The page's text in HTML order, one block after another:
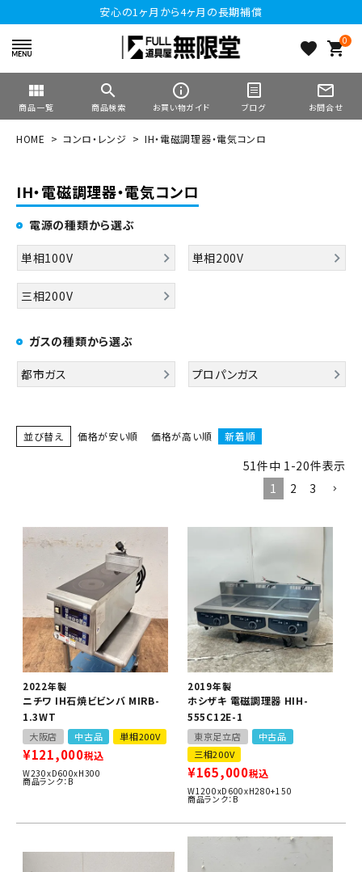
安心の1ヶ月から4ヶ月の長期補償
favorite 0
shopping_cart
view_module
商品一覧
search
商品検索
info_outline
お買い物ガイド ブログ
mail_outline
お問合せ
HOME コンロ・レンジ IH・電磁調理器・電気コンロ
IH・電磁調理器・電気コンロ
電源の種類から選ぶ
単相100V 単相200V
三相200V
ガスの種類から選ぶ
都市ガス プロパンガス
並び替え 価格が安い順 価格が高い順 新着順
51件中 1-20件表示
1
2 3
2022年製
ニチワ IH石焼ビビンバ MIRB-
1.3WT
大阪店 中古品 単相200V
¥121,000税込
W230xD600xH300
商品ランク：B
2019年製
ホシザキ 電磁調理器 HIH-
555C12E-1
東京足立店
中古品
三相200V
¥165,000税込
W1200xD600xH280+150
商品ランク：B